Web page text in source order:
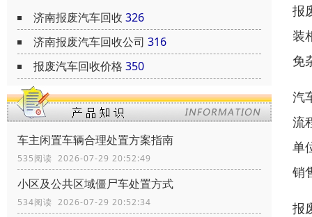
济南报废汽车回收 326
济南报废汽车回收公司 316
报废汽车回收价格 350
车主闲置车辆合理处置方案指南
535阅读 2026-07-29 20:52:49
小区及公共区域僵尸车处置方式
534阅读 2026-07-29 20:52:34
报
装
免
汽
流
单
销
报